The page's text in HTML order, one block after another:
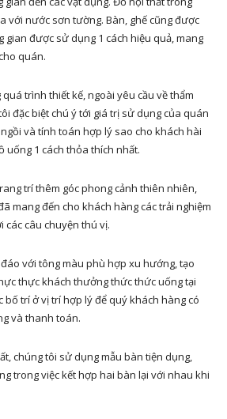
với nước sơn tường. Bàn, ghế cũng được
được sử dụng 1 cách hiệu quả, mang
quán.
trình thiết kế, ngoài yêu cầu về thẩm
đặc biệt chú ý tới giá trị sử dụng của quán
và tính toán hợp lý sao cho khách hài
uống 1 cách thỏa thích nhất.
trí thêm góc phong cảnh thiên nhiên,
mang đến cho khách hàng các trải nghiệm
câu chuyện thú vị.
với tông màu phù hợp xu hướng, tạo
thực khách thưởng thức thức uống tại
trí ở vị trí hợp lý để quý khách hàng có
và thanh toán.
chúng tôi sử dụng mẫu bàn tiện dụng,
trong việc kết hợp hai bàn lại với nhau khi